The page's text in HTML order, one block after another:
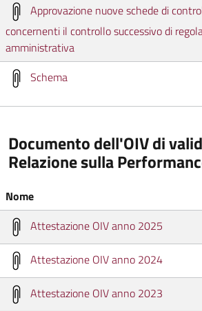
Approvazione nuove schede di
concernenti il controllo successivo di
amministrativa
Schema
Documento dell'OIV di
Relazione sulla
Nome
Attestazione OIV anno 2025
Attestazione OIV anno 2024
Attestazione OIV anno 2023